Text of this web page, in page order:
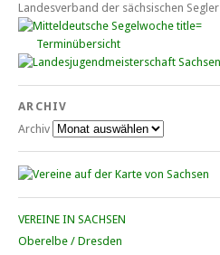
Landesverband der sächsischen Segler
Terminübersicht
ARCHIV
Archiv
VEREINE IN SACHSEN
Oberelbe / Dresden